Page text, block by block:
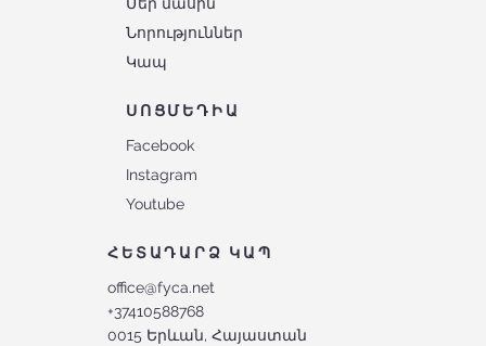
Մեր մասին
Նորություններ
Կապ
ՍՈՑՄԵԴԻԱ
Facebook
Instagram
Youtube
ՀԵՏԱԴԱՐՁ ԿԱՊ
office@fyca.net
+37410588768
0015 Երևան, Հայաստան